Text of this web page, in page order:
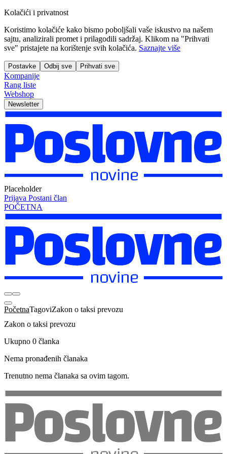
Kolačići i privatnost
Koristimo kolačiće kako bismo poboljšali vaše iskustvo na našem
sajtu, analizirali promet i prilagodili sadržaj. Klikom na "Prihvati
sve" pristajete na korištenje svih kolačića. Saznajte više
Postavke Odbij sve Prihvati sve
Kompanije
Rang liste
Webshop
Newsletter
Placeholder
Prijava Postani član
POČETNA
PočetnaTagoviZakon o taksi prevozu
Zakon o taksi prevozu
Ukupno 0 članka
Nema pronađenih članaka
Trenutno nema članaka sa ovim tagom.